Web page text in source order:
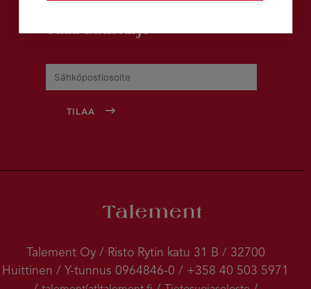
Tilaa uutiskirje
Talement Oy / Risto Rytin katu 31 B / 32700
Huittinen / Y-tunnus 0964846-0 / +358 40 503 5971